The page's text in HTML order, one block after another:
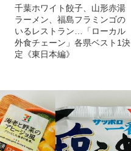
千葉ホワイト餃子、山形赤湯
ラーメン、福島フラミンゴの
いるレストラン…「ローカル
外食チェーン」各県ベスト1決
定《東日本編》